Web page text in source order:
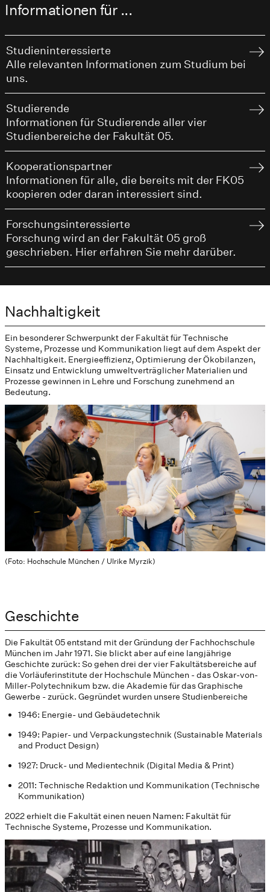
Informationen für ...
Studieninteressierte
Alle relevanten Informationen zum Studium bei
uns.
Studierende
Informationen für Studierende aller vier
Studienbereiche der Fakultät 05.
Kooperationspartner
Informationen für alle, die bereits mit der FK05
koopieren oder daran interessiert sind.
Forschungsinteressierte
Forschung wird an der Fakultät 05 groß
geschrieben. Hier erfahren Sie mehr darüber.
Nachhaltigkeit
(Foto: Hochschule München / Ulrike Myrzik)
Ein besonderer Schwerpunkt der Fakultät für Technische
Systeme, Prozesse und Kommunikation liegt auf dem Aspekt der
Nachhaltigkeit. Energieeffizienz, Optimierung der Ökobilanzen,
Einsatz und Entwicklung umweltverträglicher Materialien und
Prozesse gewinnen in Lehre und Forschung zunehmend an
Bedeutung.
Geschichte
Die Fakultät 05 entstand mit der Gründung der Fachhochschule
München im Jahr 1971. Sie blickt aber auf eine langjährige
Geschichte zurück: So gehen drei der vier Fakultätsbereiche auf
die Vorläuferinstitute der Hochschule München - das Oskar-von-
Miller-Polytechnikum bzw. die Akademie für das Graphische
Gewerbe - zurück. Gegründet wurden unsere Studienbereiche
1946: Energie- und Gebäudetechnik
1949: Papier- und Verpackungstechnik (Sustainable Materials
and Product Design)
1927: Druck- und Medientechnik (Digital Media & Print)
2011: Technische Redaktion und Kommunikation (Technische
Kommunikation)
2022 erhielt die Fakultät einen neuen Namen: Fakultät für
Technische Systeme, Prozesse und Kommunikation.